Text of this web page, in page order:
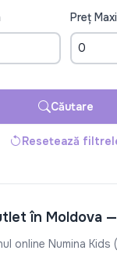
Preț
Căutare
Resetează
în Moldova
online Numina